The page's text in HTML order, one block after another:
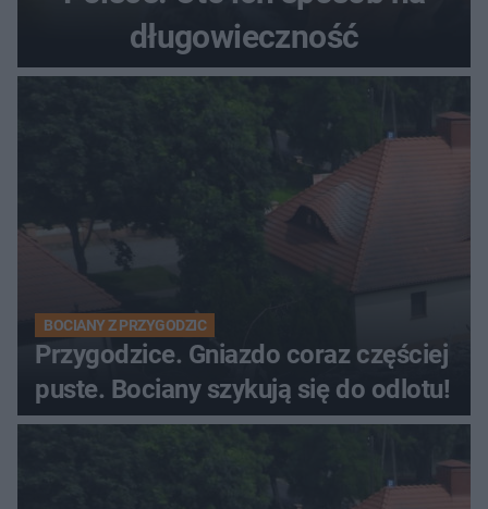
długowieczność
BOCIANY Z PRZYGODZIC
Przygodzice. Gniazdo coraz częściej
puste. Bociany szykują się do odlotu!